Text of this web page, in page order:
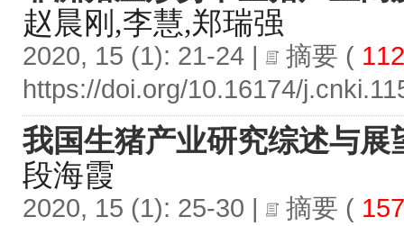
赵晨刚,李慧,郑瑞强
2020, 15 (1): 21-24 | 摘要 (
https://doi.org/10.16174/
我国生猪产业研究综述与展
段海霞
2020, 15 (1): 25-30 | 摘要 (